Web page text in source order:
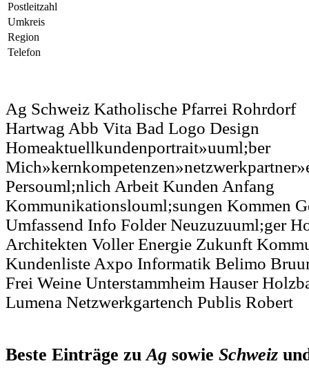
Postleitzahl
Umkreis
Region
Telefon
Ag Schweiz Katholische Pfarrei Rohrdorf
Hartwag Abb Vita Bad Logo Design
Homeaktuellkundenportrait»uuml;ber
Persouml;nlich Arbeit Kunden Anfang
Kommunikationslouml;sungen Kommen
Umfassend Info Folder Neuzuzuuml;ger
Architekten Voller Energie Zukunft
Kundenliste Axpo Informatik Belimo
Frei Weine Unterstammheim Hauser
Lumena Netzwerkgartench Publis Robert
Beste Einträge zuAg sowie Schweiz